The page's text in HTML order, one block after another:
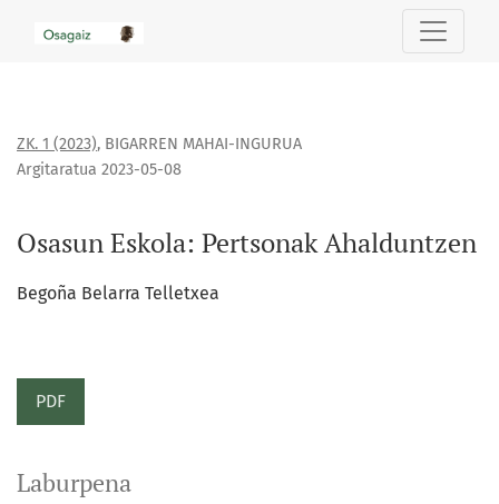
ZK. 1 (2023), BIGARREN MAHAI-INGURUA
Osasun Eskola: Pertsonak Ahalduntzen
Argitaratua 2023-05-08
Begoña Belarra Telletxea
PDF
Laburpena